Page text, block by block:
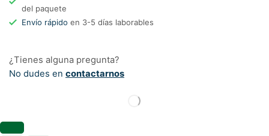
del paquete
Envío rápido en 3-5 días laborables
¿Tienes alguna pregunta?
No dudes en contactarnos